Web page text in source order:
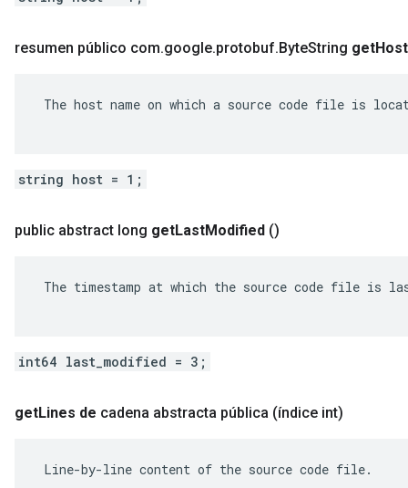
resumen público com.google.protobuf.ByteString getHost
The host name on which a source code file is
string host = 1;
public abstract long getLastModified ()
The timestamp at which the source code file is
int64 last_modified = 3;
getLines de cadena abstracta pública (índice int)
Line-by-line content of the source code file.